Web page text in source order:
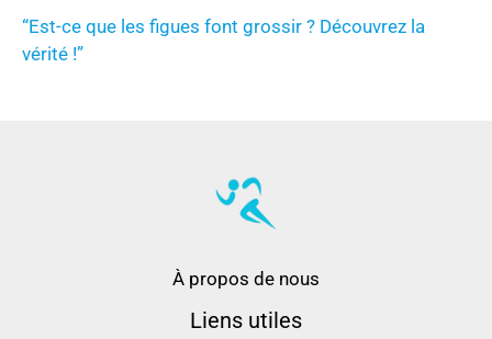
“Est-ce que les figues font grossir ? Découvrez la
vérité !”
À propos de nous
Liens utiles